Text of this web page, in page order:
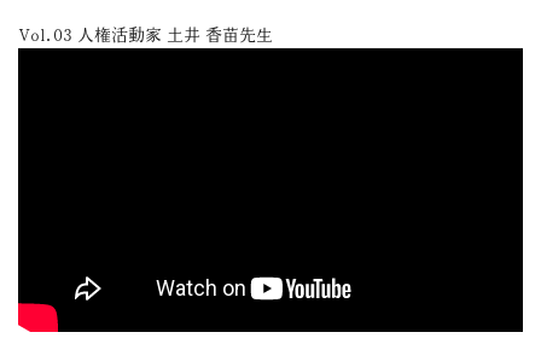
Vol.03 人権活動家 土井 香苗先生